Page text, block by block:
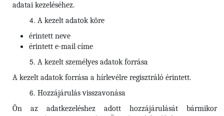
adatai kezeléséhez.
A kezelt adatok köre
érintett neve
érintett e-mail címe
A kezelt személyes adatok forrása
A kezelt adatok forrása a hírlevélre regisztráló érintett.
Hozzájárulás visszavonása
Ön az adatkezeléshez adott hozzájárulását bármikor